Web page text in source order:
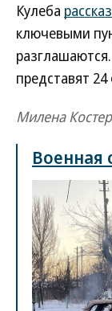
Кулеба
ключевыми
представят
Милена
Военная